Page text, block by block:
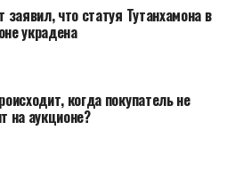
между 1991 и 2000 годами в
серия преступлений. Время от
к часовне Вирген-
Перу. Именно тогда и
серия из 21 библейских
часовни францисканцами в
заявил, что статуя Тутанхамона в
украдена
когда покупатель не
на аукционе?